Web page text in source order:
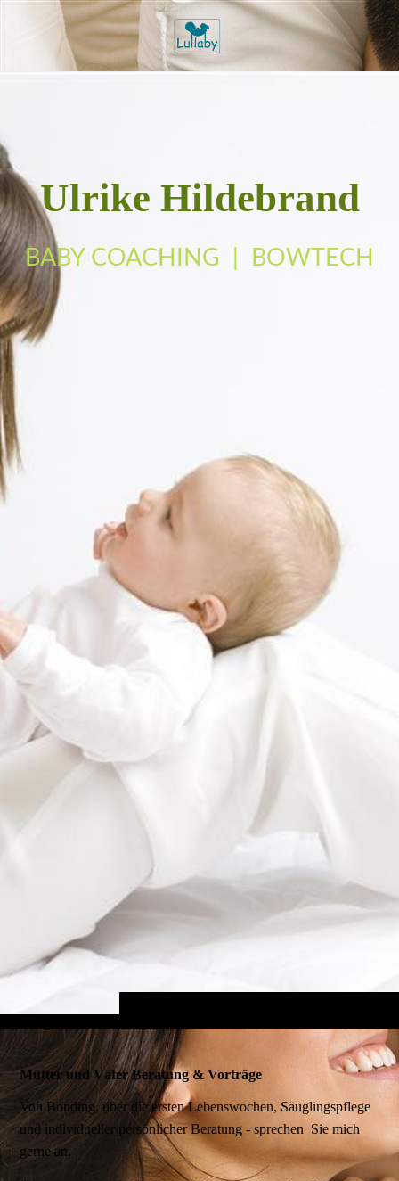
Ulrike Hildebrand
BABY COACHING | BOWTECH
Mütter und Väter Beratung & Vorträge
Von Bonding, über die ersten Lebenswochen, Säuglingspflege
und individueller persönlicher Beratung - sprechen Sie mich
gerne an.